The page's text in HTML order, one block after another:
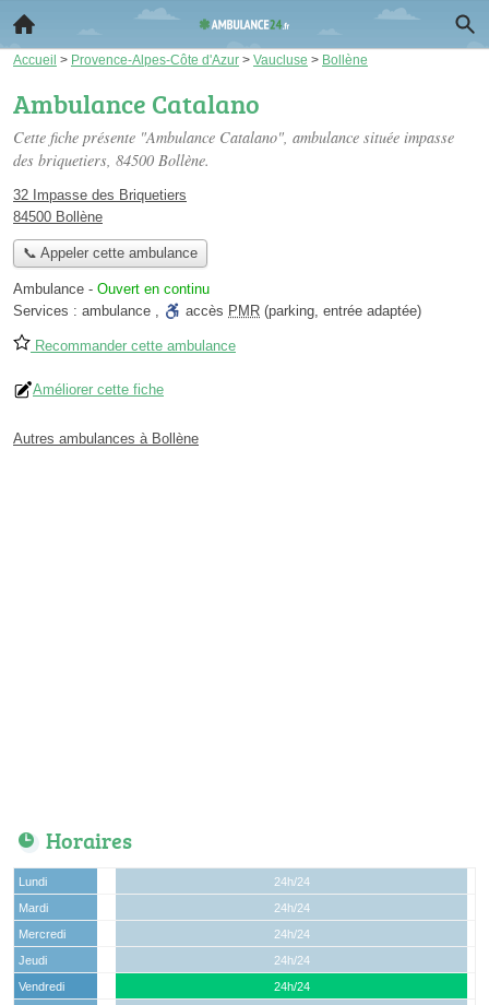
Accueil > Provence-Alpes-Côte d'Azur > Vaucluse > Bollène
Ambulance Catalano
Cette fiche présente "Ambulance Catalano", ambulance située impasse
des briquetiers, 84500 Bollène.
32 Impasse des Briquetiers
84500 Bollène
📞 Appeler cette ambulance
Ambulance - Ouvert en continu
Services : ambulance , accès PMR (parking, entrée adaptée)
Recommander cette ambulance
Améliorer cette fiche
Autres ambulances à Bollène
Horaires
Lundi
24h/24
Mardi
24h/24
Mercredi
24h/24
Jeudi
24h/24
Vendredi
24h/24